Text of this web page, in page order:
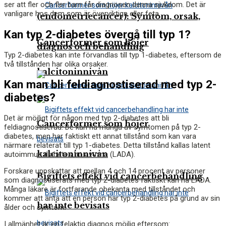
Cancerformer som höjer
kalcitoninnivån
Bigiftets effekt vid cancerbehandling
har inte bevisats
(endometriecancer): Symtom, orsak,
diagnos och behandling
Cancerformer som höjer
kalcitoninnivån
ser att fler och fler barn får diagnosen denna sjukdom. Det är
vanligare hos dem som är överviktiga eller feta.
Kan typ 2-diabetes övergå till typ 1?
Typ 2-diabetes kan inte förvandlas till typ 1-diabetes, eftersom de
två tillstånden har olika orsaker.
Kan man bli feldiagnostiserad med typ 2-
diabetes?
Det är möjligt för någon med typ 2-diabetes att bli
feldiagnostiserad. De kan ha många av symtomen på typ 2-
diabetes, men har faktiskt ett annat tillstånd som kan vara
närmare relaterat till typ 1-diabetes. Detta tillstånd kallas latent
autoimmun diabetes hos vuxna (LADA).
Forskare uppskattar att mellan 4 och 14 procent av personer
som diagnostiserats med typ 2-diabetes faktiskt kan ha LADA.
Många läkare är fortfarande obekanta med tillståndet och
kommer att anta att en person har typ 2-diabetes på grund av sin
ålder och symtom.
I allmänhet är en felaktig diagnos möjlig eftersom: